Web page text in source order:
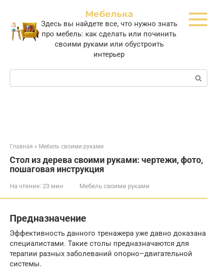
контенту
Мебелька
Здесь вы найдете все, что нужно знать
про мебель: как сделать или починить
своими руками или обустроить
интерьер
Поиск:
Главная » Мебель своими руками
Стол из дерева своими руками: чертежи, фото,
пошаговая инструкция
На чтение: 23 мин Мебель своими руками
Предназначение
Эффективность данного тренажера уже давно доказана
специалистами. Такие столы предназначаются для
терапии разных заболеваний опорно–двигательной
системы.